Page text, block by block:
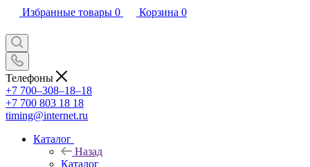
Избранные товары 0 Корзина 0
Телефоны
+7 700‒308‒18‒18
+7 700 803 18 18
timing@internet.ru
Каталог
Назад
Каталог